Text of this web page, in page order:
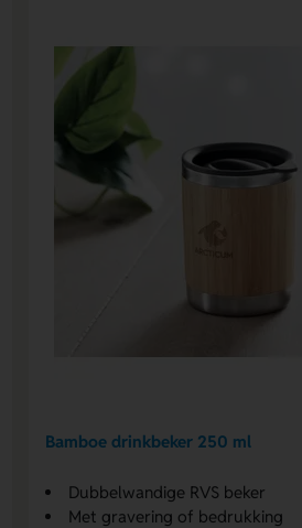
Bamboe drinkbeker 250 ml
Dubbelwandige RVS beker
Met gravering of bedrukking